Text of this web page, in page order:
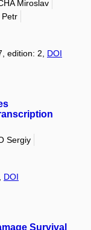
Miroslav
Petr
edition: 2, DOI
Sergiy
DOI
Survival